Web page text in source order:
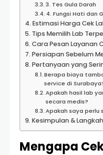
3. Tes Gula Darah
4. Fungsi Hati dan
Estimasi Harga Cek
Tips Memilih Lab
Cara Pesan Layanan
Persiapan Sebelum
Pertanyaan yang
Berapa biaya
service di
Apakah hasil lab
secara medis?
Apakah saya perlu
Kesimpulan &
Mengapa